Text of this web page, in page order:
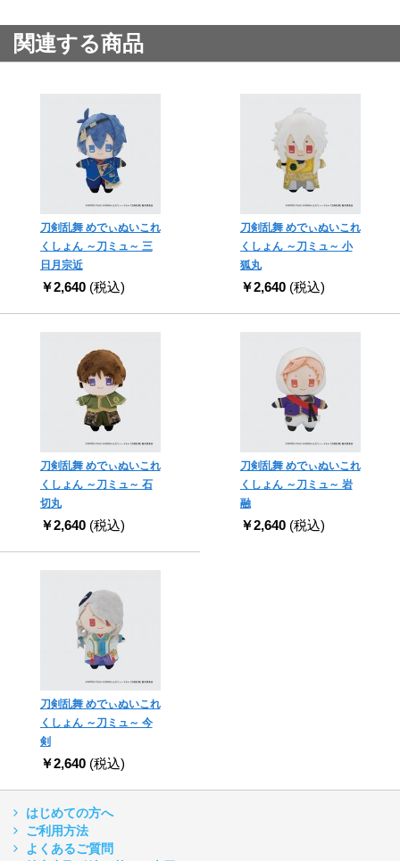
関連する商品
刀剣乱舞 めでぃぬいこれ
くしょん ～刀ミュ～ 三
日月宗近
￥2,640 (税込)
刀剣乱舞 めでぃぬいこれ
くしょん ～刀ミュ～ 小
狐丸
￥2,640 (税込)
刀剣乱舞 めでぃぬいこれ
くしょん ～刀ミュ～ 石
切丸
￥2,640 (税込)
刀剣乱舞 めでぃぬいこれ
くしょん ～刀ミュ～ 岩
融
￥2,640 (税込)
刀剣乱舞 めでぃぬいこれ
くしょん ～刀ミュ～ 今
剣
￥2,640 (税込)
はじめての方へ
ご利用方法
よくあるご質問